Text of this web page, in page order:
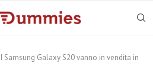
I Samsung Galaxy S20 vanno in vendita in